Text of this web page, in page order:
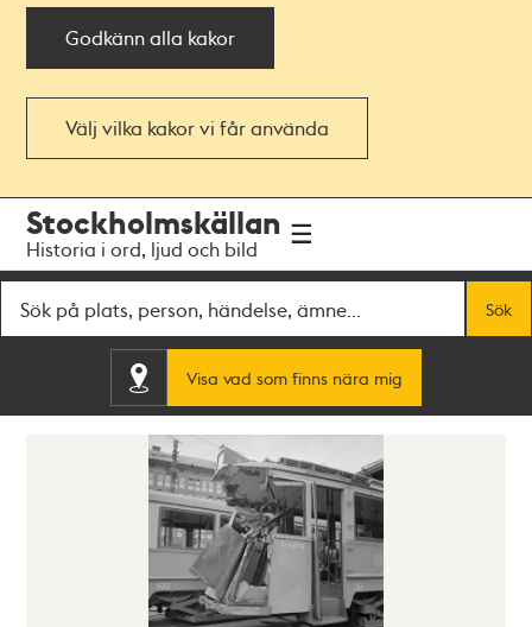
Godkänn alla kakor
Välj vilka kakor vi får använda
navigationen
huvudinnehållet
Stockholmskällan
Historia i ord, ljud och bild
Sök
Visa vad som finns nära mig